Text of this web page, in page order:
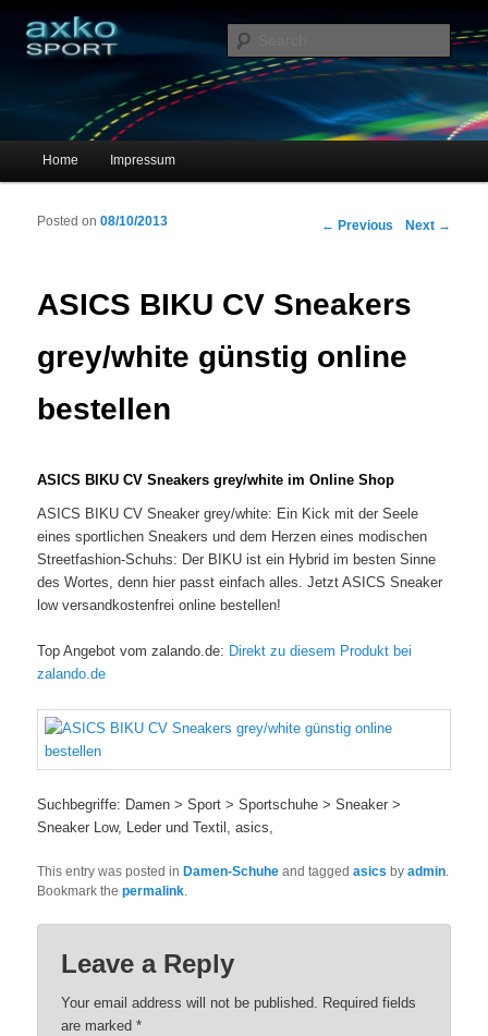
axko-sport – Sportschuhe online
Main menu
Skip to primary content
Skip to secondary content
Home Impressum
Post navigation
← Previous Next →
ASICS BIKU CV Sneakers
grey/white günstig online
bestellen
Posted on08/10/2013
ASICS BIKU CV Sneakers grey/white im Online Shop
ASICS BIKU CV Sneaker grey/white: Ein Kick mit der Seele
eines sportlichen Sneakers und dem Herzen eines modischen
Streetfashion-Schuhs: Der BIKU ist ein Hybrid im besten Sinne
des Wortes, denn hier passt einfach alles. Jetzt ASICS Sneaker
low versandkostenfrei online bestellen!
Top Angebot vom zalando.de: Direkt zu diesem Produkt bei
zalando.de
Suchbegriffe: Damen > Sport > Sportschuhe > Sneaker >
Sneaker Low, Leder und Textil, asics,
This entry was posted inDamen-Schuhe and taggedasics byadmin.
Bookmark thepermalink.
Leave a Reply
Your email address will not be published. Required fields
are marked*